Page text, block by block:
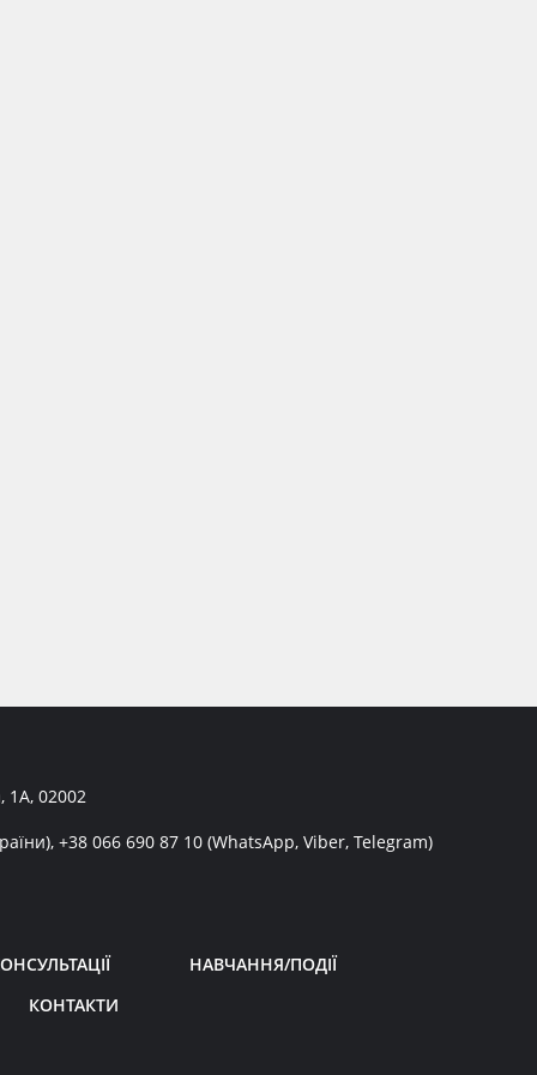
1А, 02002
+38 066 690 87 10 (WhatsApp, Viber, Telegram)
НАВЧАННЯ/ПОДІЇ
КОНТАКТИ